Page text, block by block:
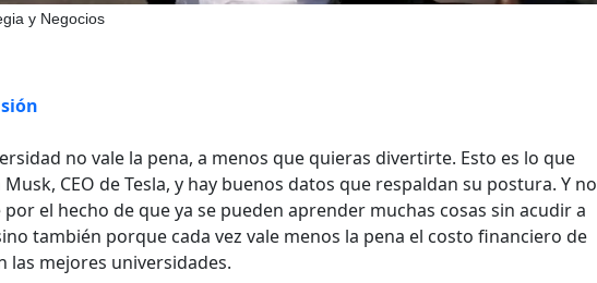
y Negocios
no vale la pena, a menos que quieras divertirte. Esto es lo que
CEO de Tesla, y hay buenos datos que respaldan su postura. Y no
el hecho de que ya se pueden aprender muchas cosas sin acudir a
también porque cada vez vale menos la pena el costo financiero de
las mejores universidades.